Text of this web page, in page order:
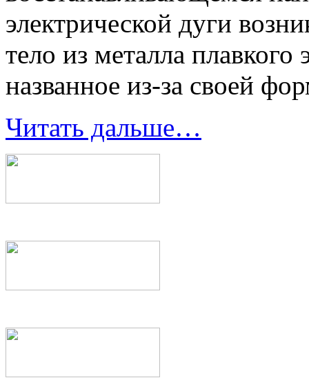
электрической дуги
тело из металла
названное из-за своей
Читать дальше…